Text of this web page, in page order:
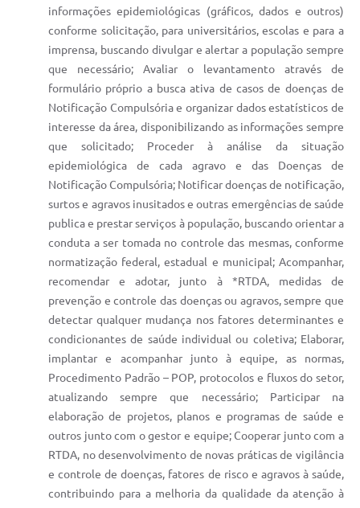
informações epidemiológicas (gráficos, dados e outros)
conforme solicitação, para universitários, escolas e para a
imprensa, buscando divulgar e alertar a população sempre
que necessário; Avaliar o levantamento através de
formulário próprio a busca ativa de casos de doenças de
Notificação Compulsória e organizar dados estatísticos de
interesse da área, disponibilizando as informações sempre
que solicitado; Proceder à análise da situação
epidemiológica de cada agravo e das Doenças de
Notificação Compulsória; Notificar doenças de notificação,
surtos e agravos inusitados e outras emergências de saúde
publica e prestar serviços à população, buscando orientar a
conduta a ser tomada no controle das mesmas, conforme
normatização federal, estadual e municipal; Acompanhar,
recomendar e adotar, junto à *RTDA, medidas de
prevenção e controle das doenças ou agravos, sempre que
detectar qualquer mudança nos fatores determinantes e
condicionantes de saúde individual ou coletiva; Elaborar,
implantar e acompanhar junto à equipe, as normas,
Procedimento Padrão – POP, protocolos e fluxos do setor,
atualizando sempre que necessário; Participar na
elaboração de projetos, planos e programas de saúde e
outros junto com o gestor e equipe; Cooperar junto com a
RTDA, no desenvolvimento de novas práticas de vigilância
e controle de doenças, fatores de risco e agravos à saúde,
contribuindo para a melhoria da qualidade da atenção à